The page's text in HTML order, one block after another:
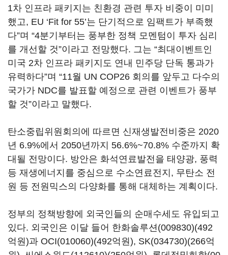
1차 인프라 패키지는 친환경 관련 투자 비중이 미미
했고, EU ‘Fit for 55’는 단기적으로 임팩트가 부족했
다”며 “4분기부터는 풍부한 정책 모멘텀이 투자 심리
를 개선할 것”이라고 전망했다. 그는 “최대이벤트인
미국 2차 인프라 패키지도 연내 민주당 단독 통과가
유력하다”며 “11월 UN COP26 회의를 앞두고 다수의
국가가 NDC를 발표할 예정으로 관련 이벤트가 풍부
할 것”이라고 말했다.
탄소중립위원회의에 따르면 신재생발전비중은 2020
년 6.9%에서 2050년까지 56.6%~70.8% 수준까지 확
대될 전망이다. 방안은 화석연료발전을 태양광, 풍력
등 재생에너지를 중심으로 수소연료전지, 무탄소 전
원 등 전원믹스의 다양화를 통해 대체하는 계획이다.
정부의 정책방향에 외국인들의 순매수세도 유입되고
있다. 외국인은 이달 들어 한화솔루션(009830)(492
억원)과 OCI(010060)(492억원), SK(034730)(266억